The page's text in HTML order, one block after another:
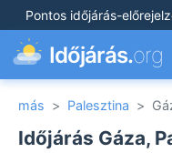
Pontos időjárás-
Időjárás.org
más > Palesztina >
Időjárás Gáza,